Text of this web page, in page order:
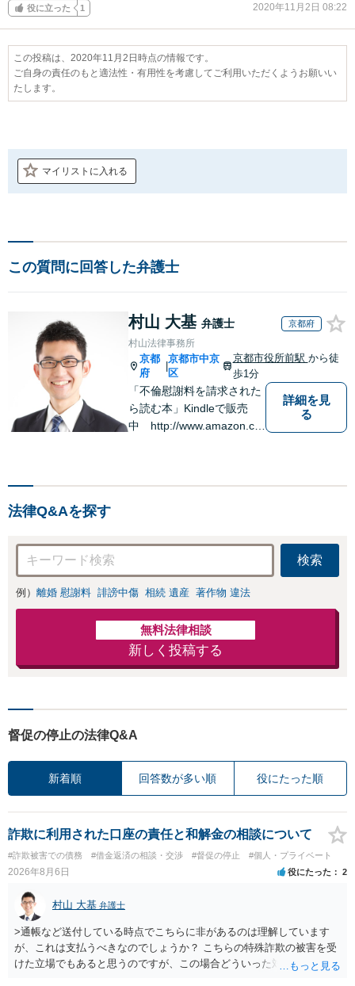
役に立った 1 2020年11月2日 08:22
この投稿は、2020年11月2日時点の情報です。
ご自身の責任のもと適法性・有用性を考慮してご利用いただくようお願いい
たします。
マイリストに入れる
この質問に回答した弁護士
村山 大基 弁護士 京都府
村山法律事務所
京都
府
|
京都市中京
区
京都市役所前駅 から徒
歩1分
「不倫慰謝料を請求された
ら読む本」Kindleで販売
中 http://www.amazon.co.
詳細を見
る
法律Q&Aを探す
検索
例） 離婚 慰謝料 誹謗中傷 相続 遺産 著作物 違法
無料法律相談
新しく投稿する
督促の停止の法律Q&A
新着順 回答数が多い順 役にたった順
詐欺に利用された口座の責任と和解金の相談について
#詐欺被害での債務 #借金返済の相談・交渉 #督促の停止 #個人・プライベート
2026年8月6日 役にたった 2
村山 大基 弁護士
>通帳など送付している時点でこちらに非があるのは理解しています
が、これは支払うべきなのでしょうか？ こちらの特殊詐欺の被害を受
けた立場でもあると思うのですが、この場合どういった対処が必要で